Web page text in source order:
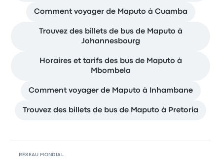
Comment voyager de Maputo à Cuamba
Trouvez des billets de bus de Maputo à
Johannesbourg
Horaires et tarifs des bus de Maputo à
Mbombela
Comment voyager de Maputo à Inhambane
Trouvez des billets de bus de Maputo à Pretoria
RÉSEAU MONDIAL